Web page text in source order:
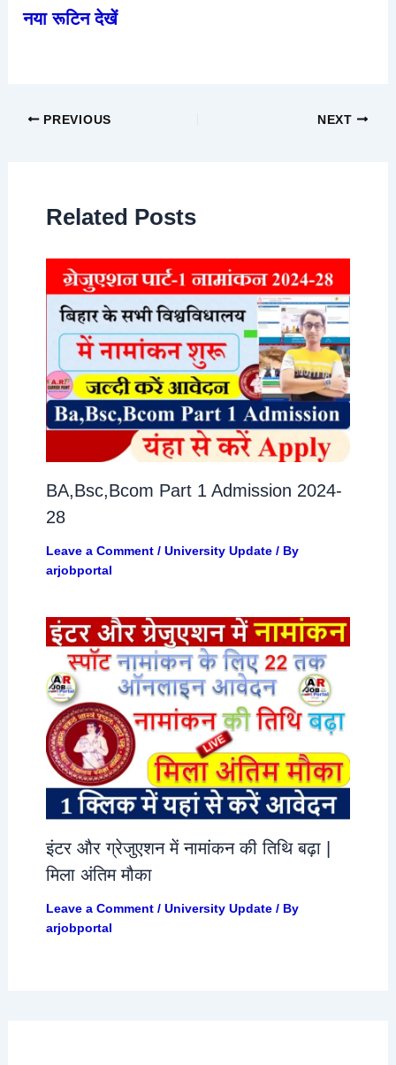
नया रूटिन देखें
PREVIOUS NEXT
Related Posts
BA,Bsc,Bcom Part 1 Admission 2024-
28
Leave a Comment / University Update/ By
arjobportal
इंटर और ग्रेजुएशन में नामांकन की तिथि बढ़ा |
मिला अंतिम मौका
Leave a Comment / University Update/ By
arjobportal